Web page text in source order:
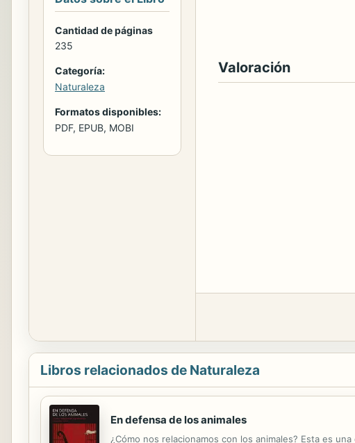
Cantidad de páginas
235
Categoría:
Naturaleza
Formatos disponibles:
PDF, EPUB, MOBI
Valoración
Libros relacionados de Naturaleza
En defensa de los animales
¿Cómo nos relacionamos con los animales? Esta es